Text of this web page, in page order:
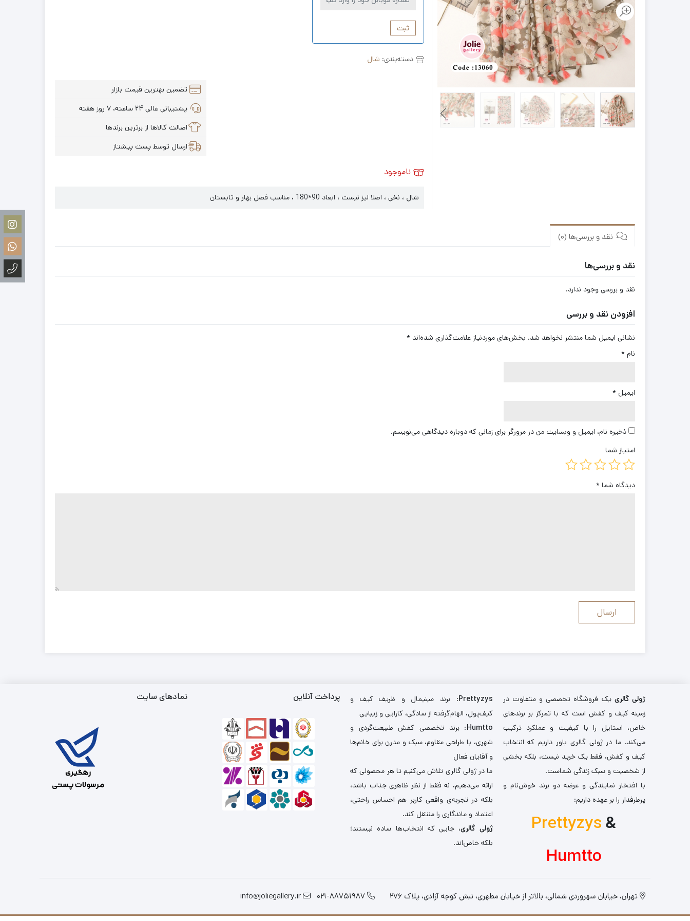
ثبت
دسته‌بندی: شال
تضمین بهترین قیمت بازار
پشتیبانی عالی ۲۴ ساعته، ۷ روز هفته
اصالت کالاها از برترین برندها
ارسال توسط پست پیشتاز
ناموجود
شال ، نخی ، اصلا لیز نیست ، ابعاد 90*180 ، مناسب فصل بهار و تابستان
نقد و بررسی‌ها (0)
نقد و بررسی‌ها
نقد و بررسی وجود ندارد.
افزودن نقد و بررسی
نشانی ایمیل شما منتشر نخواهد شد. بخش‌های موردنیاز علامت‌گذاری شده‌اند *
نام *
ایمیل *
ذخیره نام، ایمیل و وبسایت من در مرورگر برای زمانی که دوباره دیدگاهی می‌نویسم.
امتیاز شما
دیدگاه شما *
ژولی گالری یک فروشگاه تخصصی و متفاوت در
زمینه کیف و کفش است که با تمرکز بر برندهای
خاص، استایل را با کیفیت و عملکرد ترکیب
می‌کند. ما در ژولی گالری باور داریم که انتخاب
کیف و کفش، فقط یک خرید نیست، بلکه بخشی
از شخصیت و سبک زندگی شماست.
با افتخار نمایندگی و عرضه دو برند خوش‌نام و
پرطرفدار را بر عهده داریم:
Prettyzys&
Humtto
Prettyzys: برند مینیمال و ظریف کیف و
کیف‌پول، الهام‌گرفته از سادگی، کارایی و زیبایی
Humtto: برند تخصصی کفش طبیعت‌گردی و
شهری، با طراحی مقاوم، سبک و مدرن برای خانم‌ها
و آقایان فعال
ما در ژولی گالری تلاش می‌کنیم تا هر محصولی که
ارائه می‌دهیم، نه فقط از نظر ظاهری جذاب باشد،
بلکه در تجربه‌ی واقعی کاربر هم احساس راحتی،
اعتماد و ماندگاری را منتقل کند.
ژولی گالری، جایی که انتخاب‌ها ساده نیستند؛
بلکه خاص‌اند.
پرداخت آنلاین نمادهای سایت
تهران، خیابان سهروردی شمالی، بالاتر از خیابان مطهری، نبش کوچه آزادی، پلاک 276 021-88751987
info@joliegallery.ir